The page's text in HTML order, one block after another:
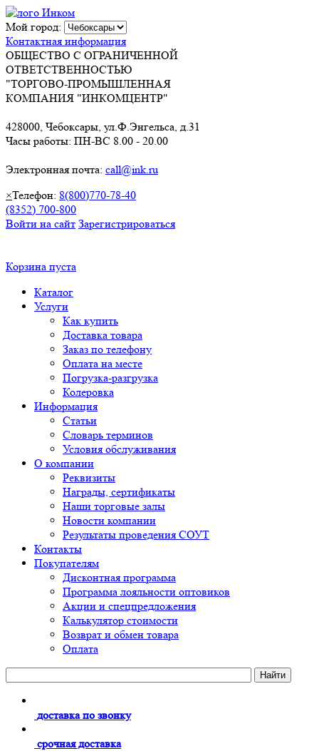
Мой город:
Контактная информация
ОБЩЕСТВО С ОГРАНИЧЕННОЙ
ОТВЕТСТВЕННОСТЬЮ
"ТОРГОВО-ПРОМЫШЛЕННАЯ
КОМПАНИЯ "ИНКОМЦЕНТР"
428000, Чебоксары, ул.Ф.Энгельса, д.31
Часы работы: ПН-ВС 8.00 - 20.00
Электронная почта: call@ink.ru
×Телефон: 8(800)770-78-40
(8352) 700-800
Войти на сайт Зарегистрироваться
Корзина пуста
Каталог
Услуги
Как купить
Доставка товара
Заказ по телефону
Оплата на месте
Погрузка-разгрузка
Колеровка
Информация
Статьи
Словарь терминов
Условия обслуживания
О компании
Реквизиты
Награды, сертификаты
Наши торговые залы
Новости компании
Результаты проведения СОУТ
Контакты
Покупателям
Дисконтная программа
Программа лояльности оптовиков
Акции и спецпредложения
Калькулятор стоимости
Возврат и обмен товара
Оплата
доставка по звонку
срочная доставка